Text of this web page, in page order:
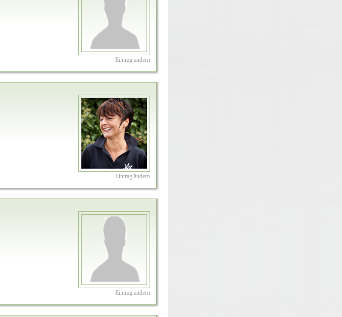
Eintrag ändern
Eintrag ändern
Eintrag ändern